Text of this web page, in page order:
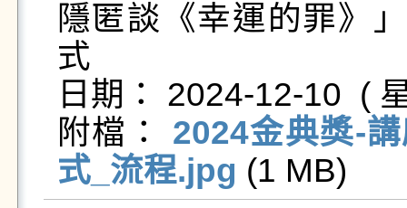
隱匿談《幸運的罪》
式
日期： 2024-12-10  (
附檔： 2024金典獎-
式_流程.jpg (1 MB)